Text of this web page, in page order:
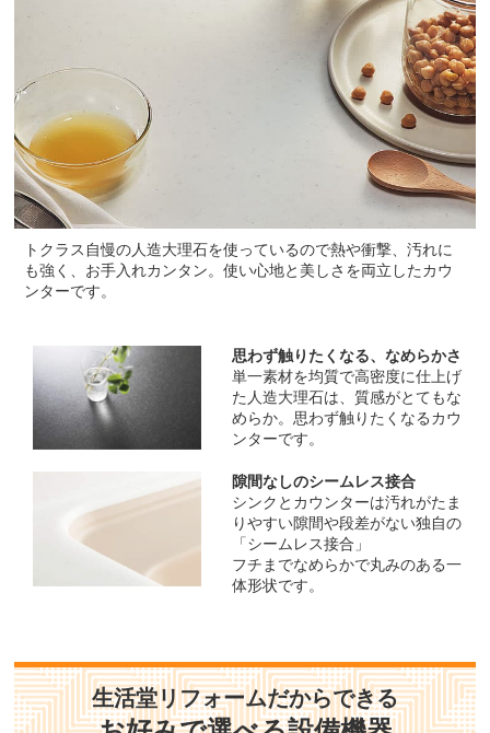
トクラス自慢の人造大理石を使っているので熱や衝撃、汚れに
も強く、お手入れカンタン。使い心地と美しさを両立したカウ
ンターです。
思わず触りたくなる、なめらかさ
単一素材を均質で高密度に仕上げ
た人造大理石は、質感がとてもな
めらか。思わず触りたくなるカウ
ンターです。
隙間なしのシームレス接合
シンクとカウンターは汚れがたま
りやすい隙間や段差がない独自の
「シームレス接合」
フチまでなめらかで丸みのある一
体形状です。
生活堂リフォームだからできる